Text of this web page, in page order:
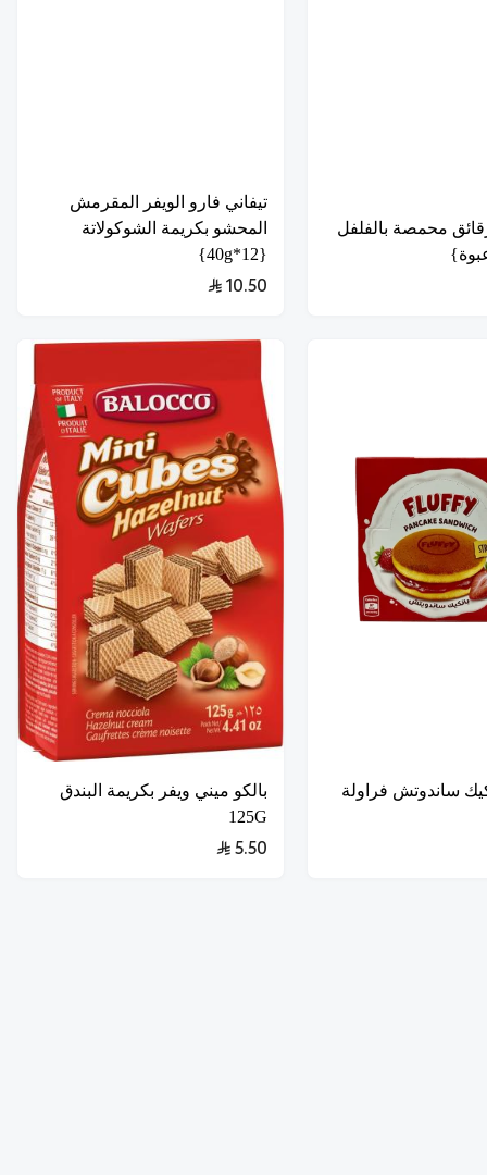
محمصة بالفلفل
تيفاني فارو الويفر المقرمش
المحشو بكريمة الشوكولاتة
{12*40g}
10.50
ساندوتش فراولة
بالكو ميني ويفر بكريمة البندق
125G
5.50